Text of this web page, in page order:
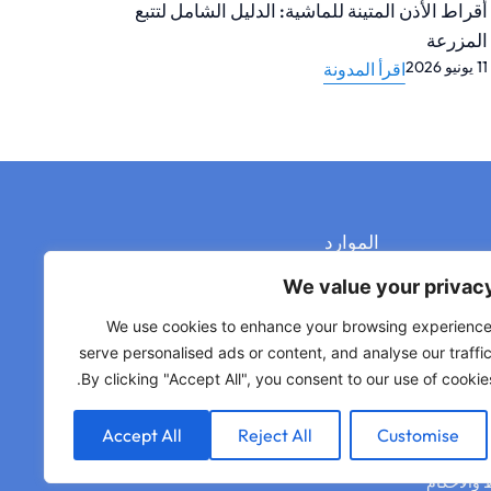
We value your
We use cookies to enhance your browsing
serve personalised ads or content, and analyse our
By clicking "Accept All", you consent to our use of
Customise
Reject All
Accept All
الفولاذ المقاوم للصدأ 304 مقابل 316: الاختلافات،
المزايا، العيوب وأفضل الاستخدامات
10 يونيو 2026 اقرأ المدونة
الموارد
تشطيبات السطح
قاعدة المعرفة
مركز التحميل
شاهد وتعلم
والأحكام